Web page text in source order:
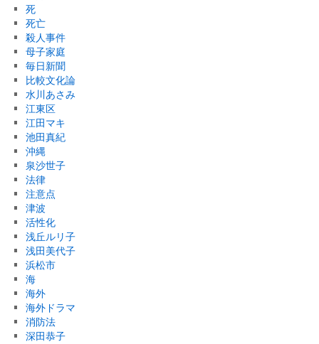
死
死亡
殺人事件
母子家庭
毎日新聞
比較文化論
水川あさみ
江東区
江田マキ
池田真紀
沖縄
泉沙世子
法律
注意点
津波
活性化
浅丘ルリ子
浅田美代子
浜松市
海
海外
海外ドラマ
消防法
深田恭子